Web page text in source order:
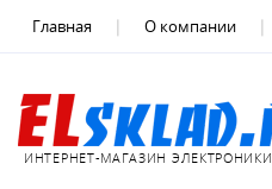
Главная О компании
ИНТЕРНЕТ-МАГАЗИН ЭЛЕКТРОНИКИ